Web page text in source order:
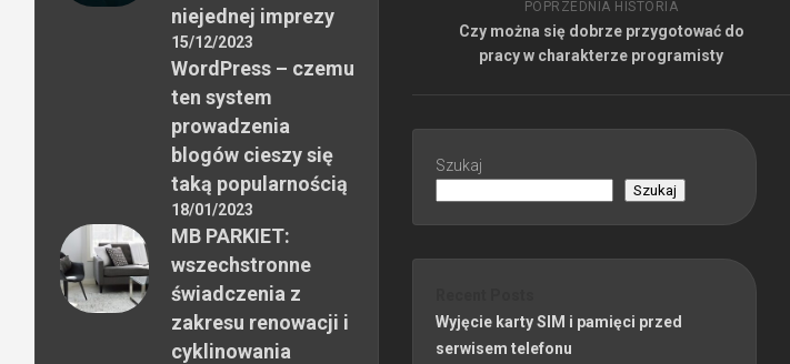
POPRZEDNIA HISTORIA
Czy można się dobrze przygotować do
pracy w charakterze programisty
Szukaj
Szukaj
Wyjęcie karty SIM i pamięci przed
serwisem telefonu
niejednej imprezy
15/12/2023
WordPress – czemu
ten system
prowadzenia
blogów cieszy się
taką popularnością
18/01/2023
MB PARKIET:
wszechstronne
świadczenia z
zakresu renowacji i
cyklinowania